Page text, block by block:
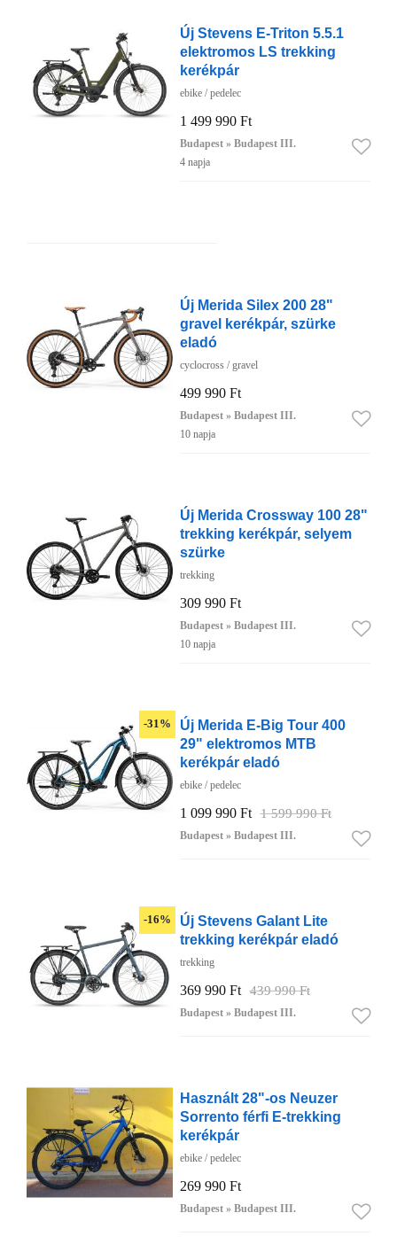
Új Stevens E-Triton 5.5.1
elektromos LS trekking
kerékpár
ebike / pedelec
1 499 990 Ft
Budapest » Budapest III.
4 napja
Új Merida Silex 200 28"
gravel kerékpár, szürke
eladó
cyclocross / gravel
499 990 Ft
Budapest » Budapest III.
10 napja
Új Merida Crossway 100 28"
trekking kerékpár, selyem
szürke
trekking
309 990 Ft
Budapest » Budapest III.
10 napja
-31%
Új Merida E-Big Tour 400
29" elektromos MTB
kerékpár eladó
ebike / pedelec
1 099 990 Ft 1 599 990 Ft
Budapest » Budapest III.
-16%
Új Stevens Galant Lite
trekking kerékpár eladó
trekking
369 990 Ft 439 990 Ft
Budapest » Budapest III.
Használt 28"-os Neuzer
Sorrento férfi E-trekking
kerékpár
ebike / pedelec
269 990 Ft
Budapest » Budapest III.